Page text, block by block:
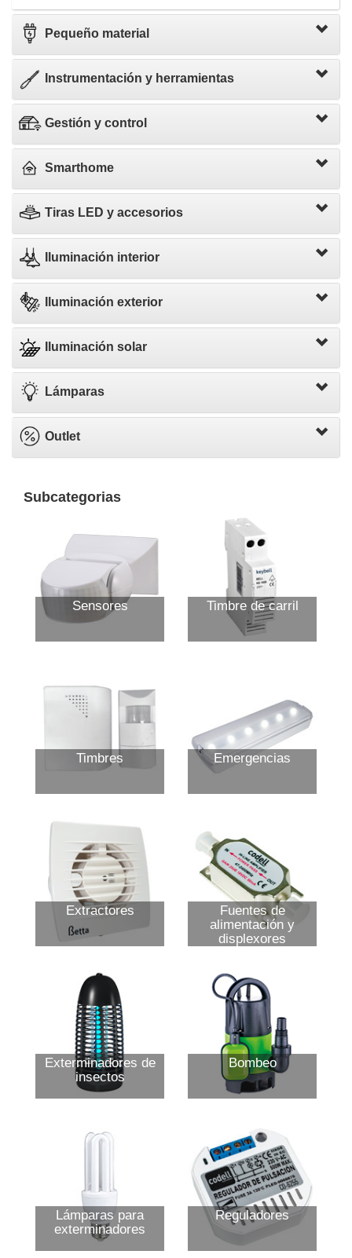
Pequeño material
Instrumentación y herramientas
Gestión y control
Smarthome
Tiras LED y accesorios
Iluminación interior
Iluminación exterior
Iluminación solar
Lámparas
Outlet
Subcategorias
Sensores Timbre de carril
Timbres Emergencias
Extractores
Fuentes de
alimentación y
displexores
Exterminadores de
insectos
Bombeo
Lámparas para
exterminadores
Reguladores